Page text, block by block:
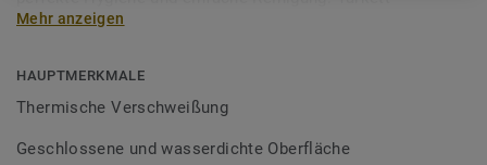
Schweißschnüre sind erhältlich in den Varianten Uni und
Bodenbelagssortiment abgestimmt. Durch die Verwendung
von Kontrastfarben lassen sich auch besondere
Mehr anzeigen
HAUPTMERKMALE
Thermische Verschweißung
Geschlossene und wasserdichte Oberfläche